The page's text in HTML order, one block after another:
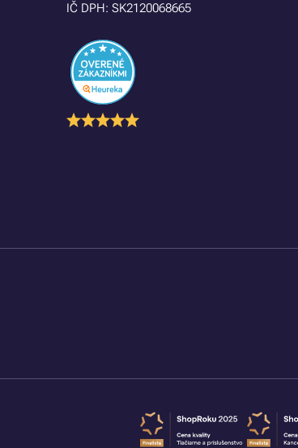
IČ DPH: SK2120068665